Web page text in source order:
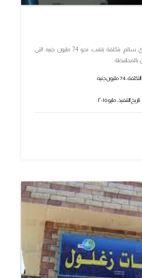
محطة طلمبات صرف الزينى التابعة لمركز سيدى سالم بتكلفة بلغت نحو 74 مليون جنيه التى
التكلفة: 74 مليون جنيه
تاريخ التنفيذ: مايو ٢٠١٥